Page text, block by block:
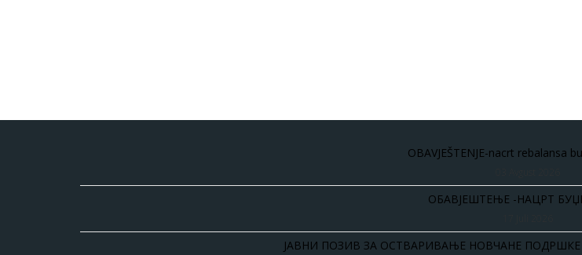
OBAVJEŠTENJE-nacrt rebalansa
ОБАВЈЕШТЕЊЕ -НАЦРТ
ЈАВНИ ПОЗИВ ЗА ОСТВАРИВАЊЕ НОВЧАНЕ ПОДРШКЕ